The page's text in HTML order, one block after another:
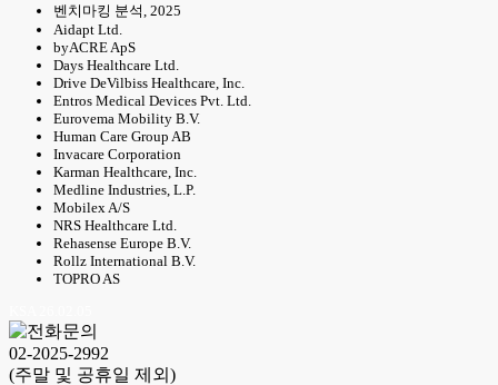
벤치마킹 분석, 2025
Aidapt Ltd.
byACRE ApS
Days Healthcare Ltd.
Drive DeVilbiss Healthcare, Inc.
Entros Medical Devices Pvt. Ltd.
Eurovema Mobility B.V.
Human Care Group AB
Invacare Corporation
Karman Healthcare, Inc.
Medline Industries, L.P.
Mobilex A/S
NRS Healthcare Ltd.
Rehasense Europe B.V.
Rollz International B.V.
TOPRO AS
02-2025-2992
(주말 및 공휴일 제외)